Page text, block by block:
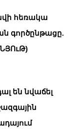
հեռակա
գործընթացը.
են նվաճել